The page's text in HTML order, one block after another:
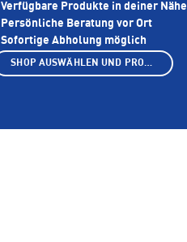
Verfügbare Produkte in deiner Nähe
Persönliche Beratung vor Ort
Sofortige Abholung möglich
SHOP AUSWÄHLEN UND PRODUKTE ANZEIGEN